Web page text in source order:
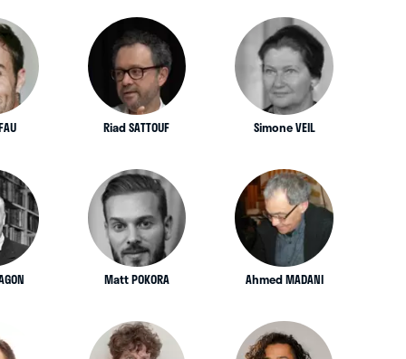
Riad SATTOUF Simone VEIL
Matt POKORA Ahmed MADANI